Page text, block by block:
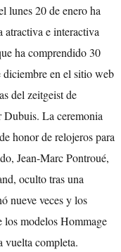
lunes 20 de enero ha
atractiva e interactiva
ha comprendido 30
diciembre en el sitio web
del zeitgeist de
Dubuis. La ceremonia
honor de relojeros para
Jean-Marc Pontroué,
oculto tras una
nueve veces y los
los modelos Hommage
vuelta completa.